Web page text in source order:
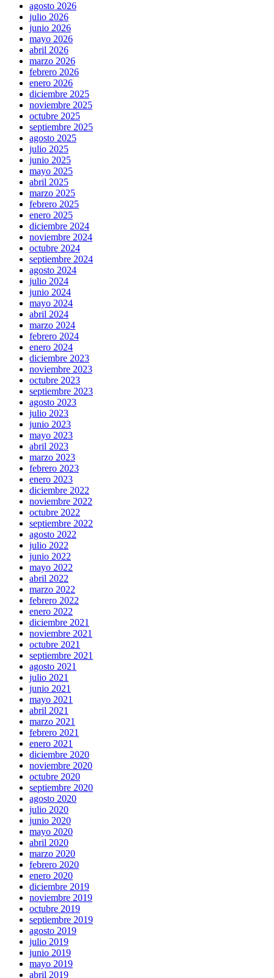
agosto 2026
julio 2026
junio 2026
mayo 2026
abril 2026
marzo 2026
febrero 2026
enero 2026
diciembre 2025
noviembre 2025
octubre 2025
septiembre 2025
agosto 2025
julio 2025
junio 2025
mayo 2025
abril 2025
marzo 2025
febrero 2025
enero 2025
diciembre 2024
noviembre 2024
octubre 2024
septiembre 2024
agosto 2024
julio 2024
junio 2024
mayo 2024
abril 2024
marzo 2024
febrero 2024
enero 2024
diciembre 2023
noviembre 2023
octubre 2023
septiembre 2023
agosto 2023
julio 2023
junio 2023
mayo 2023
abril 2023
marzo 2023
febrero 2023
enero 2023
diciembre 2022
noviembre 2022
octubre 2022
septiembre 2022
agosto 2022
julio 2022
junio 2022
mayo 2022
abril 2022
marzo 2022
febrero 2022
enero 2022
diciembre 2021
noviembre 2021
octubre 2021
septiembre 2021
agosto 2021
julio 2021
junio 2021
mayo 2021
abril 2021
marzo 2021
febrero 2021
enero 2021
diciembre 2020
noviembre 2020
octubre 2020
septiembre 2020
agosto 2020
julio 2020
junio 2020
mayo 2020
abril 2020
marzo 2020
febrero 2020
enero 2020
diciembre 2019
noviembre 2019
octubre 2019
septiembre 2019
agosto 2019
julio 2019
junio 2019
mayo 2019
abril 2019